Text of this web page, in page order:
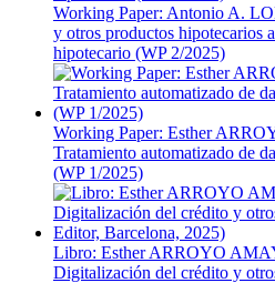
Working Paper: Antonio A.
y otros productos hipotecarios
hipotecario (WP 2/2025)
Working Paper: Esther
Tratamiento automatizado de
(WP 1/2025)
Libro: Esther ARROYO
Digitalización del crédito y